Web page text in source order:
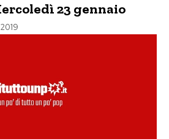
23 gennaio